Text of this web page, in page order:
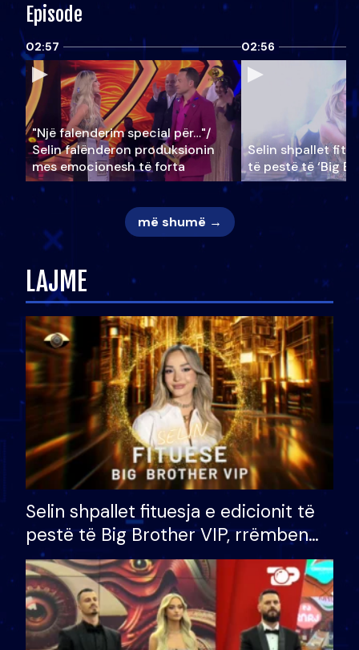
Episode
02:57
"Një falenderim special për…"/
Selin falënderon produksionin
mes emocionesh të forta
02:56
Selin shpallet
të pestë të ‘Big
më shumë →
LAJME
Selin shpallet fituesja e edicionit të
pestë të Big Brother VIP, rrëmben
çmimin e madh prej 100 mijë eurosh